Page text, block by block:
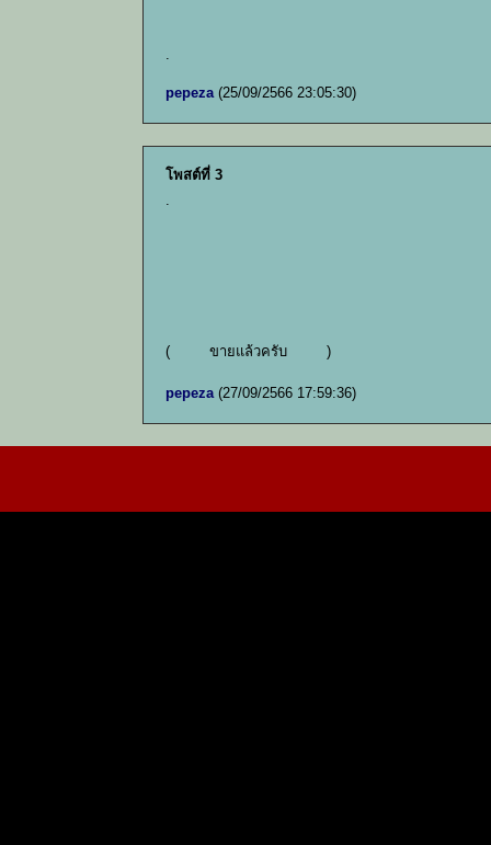
.
pepeza (25/09/2566 23:05:30)
โพสต์ที่ 3
.
( ขายแล้วครับ )
pepeza (27/09/2566 17:59:36)